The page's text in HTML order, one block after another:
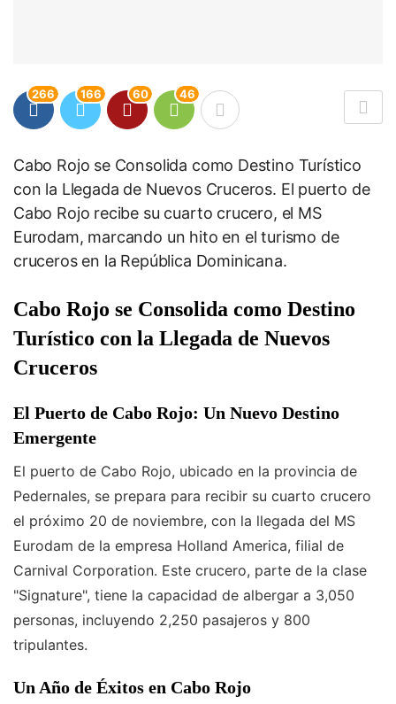
266 166 60 46
Cabo Rojo se Consolida como Destino Turístico
con la Llegada de Nuevos Cruceros. El puerto de
Cabo Rojo recibe su cuarto crucero, el MS
Eurodam, marcando un hito en el turismo de
cruceros en la República Dominicana.
Cabo Rojo se Consolida como Destino
Turístico con la Llegada de Nuevos
Cruceros
El Puerto de Cabo Rojo: Un Nuevo Destino
Emergente
El puerto de Cabo Rojo, ubicado en la provincia de
Pedernales, se prepara para recibir su cuarto crucero
el próximo 20 de noviembre, con la llegada del MS
Eurodam de la empresa Holland America, filial de
Carnival Corporation. Este crucero, parte de la clase
"Signature", tiene la capacidad de albergar a 3,050
personas, incluyendo 2,250 pasajeros y 800
tripulantes.
Un Año de Éxitos en Cabo Rojo